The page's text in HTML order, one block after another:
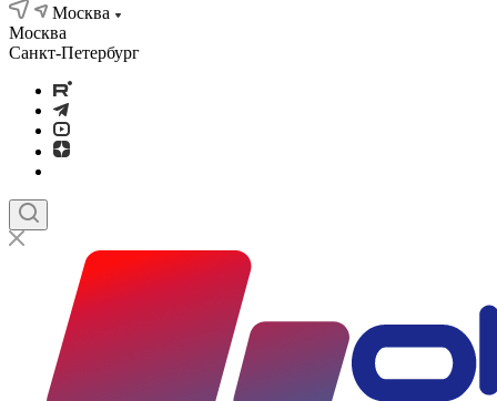
Москва
Москва
Санкт-Петербург